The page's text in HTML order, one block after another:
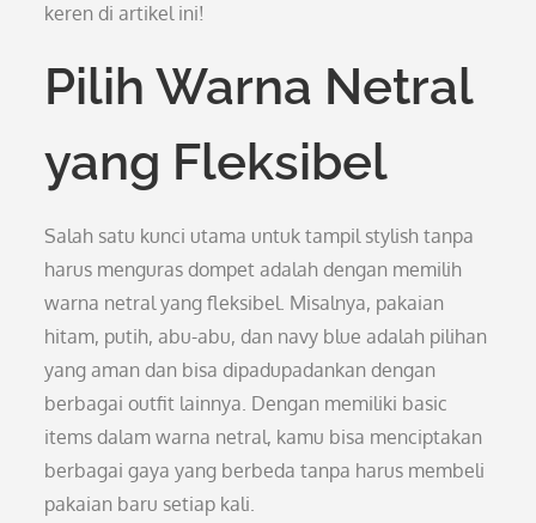
keren di artikel ini!
Pilih Warna Netral
yang Fleksibel
Salah satu kunci utama untuk tampil stylish tanpa
harus menguras dompet adalah dengan memilih
warna netral yang fleksibel. Misalnya, pakaian
hitam, putih, abu-abu, dan navy blue adalah pilihan
yang aman dan bisa dipadupadankan dengan
berbagai outfit lainnya. Dengan memiliki basic
items dalam warna netral, kamu bisa menciptakan
berbagai gaya yang berbeda tanpa harus membeli
pakaian baru setiap kali.